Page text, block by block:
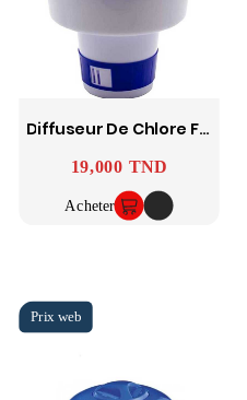
Diffuseur De Chlore Flottant 3" (7,5 Cm) Pour Piscine
Prix
19,000 TND
Acheter